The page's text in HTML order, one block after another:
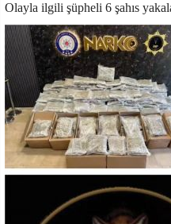
Olayla ilgili şüpheli 6 şahıs